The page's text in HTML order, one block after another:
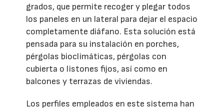
grados, que permite recoger y plegar todos
los paneles en un lateral para dejar el espacio
completamente diáfano. Esta solución está
pensada para su instalación en porches,
pérgolas bioclimáticas, pérgolas con
cubierta o listones fijos, así como en
balcones y terrazas de viviendas.
Los perfiles empleados en este sistema han